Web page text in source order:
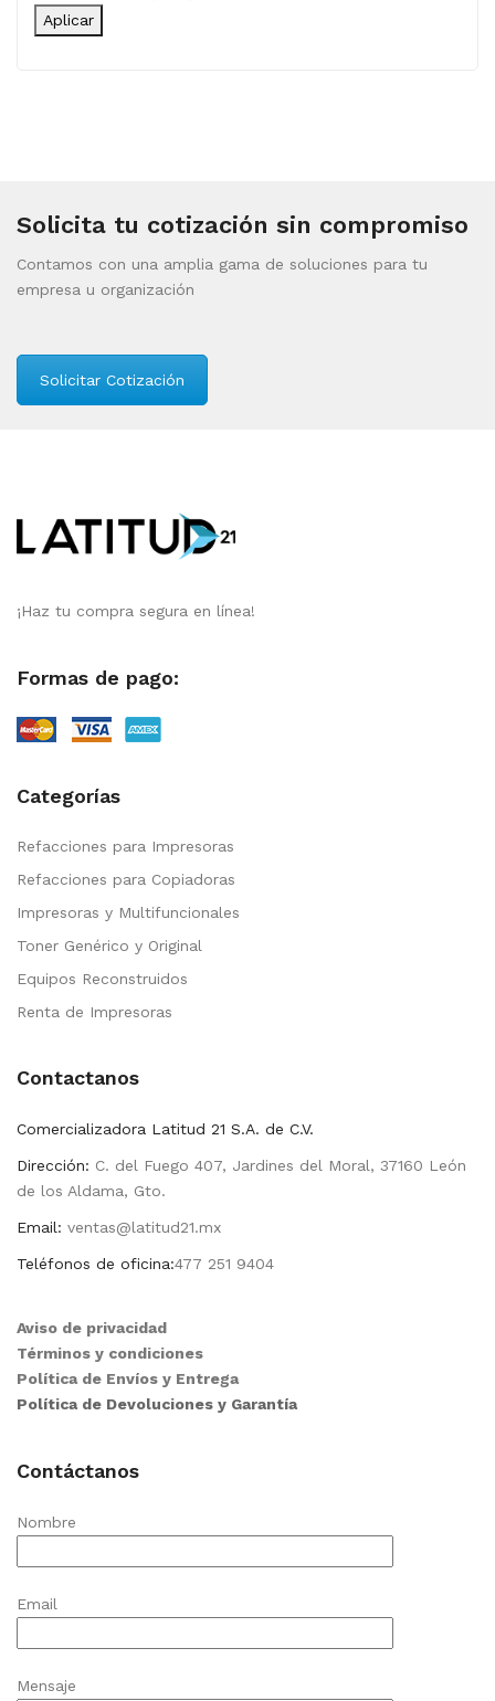
Aplicar
Solicita tu cotización sin compromiso
Contamos con una amplia gama de soluciones para tu
empresa u organización
Solicitar Cotización
¡Haz tu compra segura en línea!
Formas de pago:
Categorías
Refacciones para Impresoras
Refacciones para Copiadoras
Impresoras y Multifuncionales
Toner Genérico y Original
Equipos Reconstruidos
Renta de Impresoras
Contactanos
Comercializadora Latitud 21 S.A. de C.V.
Dirección: C. del Fuego 407, Jardines del Moral, 37160 León
de los Aldama, Gto.
Email: ventas@latitud21.mx
Teléfonos de oficina:477 251 9404
Aviso de privacidad
Términos y condiciones
Política de Envíos y Entrega
Política de Devoluciones y Garantía
Contáctanos
Nombre
Email
Mensaje